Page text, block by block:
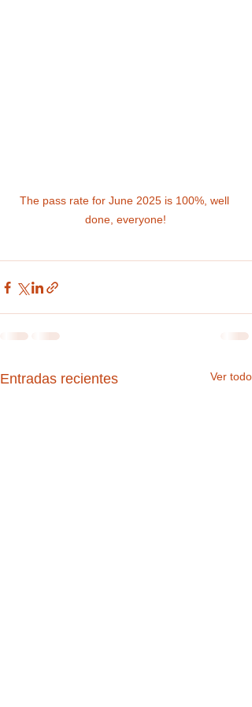
The pass rate for June 2025 is 100%, well
done, everyone!
Entradas recientes Ver todo